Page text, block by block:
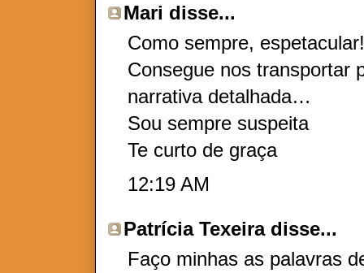
Mari disse...
Como sempre,
Consegue nos transportar
narrativa detalhada…
Sou sempre suspeita
Te curto de graça
12:19 AM
Patrícia Texeiradisse...
Faço minhas as palavras